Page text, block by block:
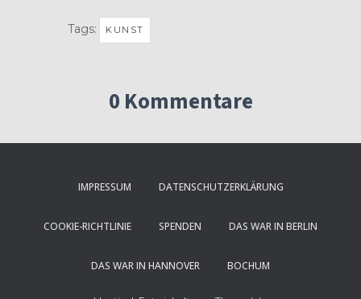
Tags: KUNST
0 Kommentare
IMPRESSUM DATENSCHUTZERKLÄRUNG
COOKIE-RICHTLINIE SPENDEN DAS WAR IN BERLIN
DAS WAR IN HANNOVER BOCHUM